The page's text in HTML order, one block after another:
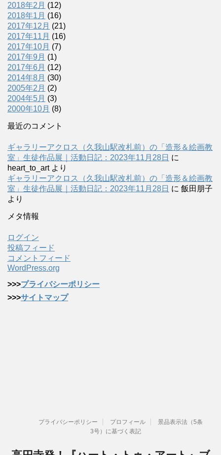
2018年2月 (12)
2018年1月 (16)
2017年12月 (21)
2017年11月 (16)
2017年10月 (7)
2017年9月 (1)
2017年6月 (12)
2014年8月 (30)
2005年2月 (2)
2004年5月 (3)
2000年10月 (8)
最近のコメント
ギャラリーアクロス（久我山駅改札前）の「造形＆絵画教
室」生徒作品展｜活動日記：2023年11月28日 に
heart_to_artより
ギャラリーアクロス（久我山駅改札前）の「造形＆絵画教
室」生徒作品展｜活動日記：2023年11月28日 に 飯田朋子
より
メタ情報
ログイン
投稿フィード
コメントフィード
WordPress.org
>>>プライバシーポリシー
>>>サイトマップ
プライバシーポリシー プロフィール
景品表示法（5条
3号）に基づく表記